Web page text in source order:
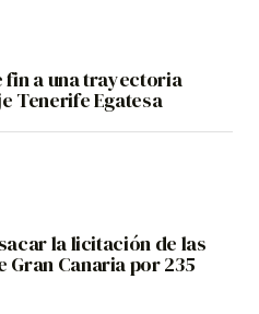
fin a una trayectoria
Tenerife Egatesa
la licitación de las
Gran Canaria por 235